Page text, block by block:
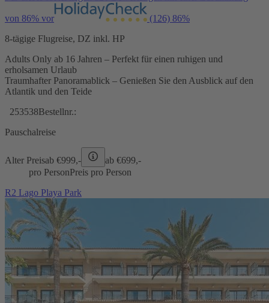
von 86% vor (126) 86%
8-tägige Flugreise, DZ inkl. HP
Adults Only ab 16 Jahren – Perfekt für einen ruhigen und
erholsamen Urlaub
Traumhafter Panoramablick – Genießen Sie den Ausblick auf den
Atlantik und den Teide
253538Bestellnr.:
Pauschalreise
Alter Preisab €999,- ab €699,-
pro PersonPreis pro Person
R2 Lago Playa Park